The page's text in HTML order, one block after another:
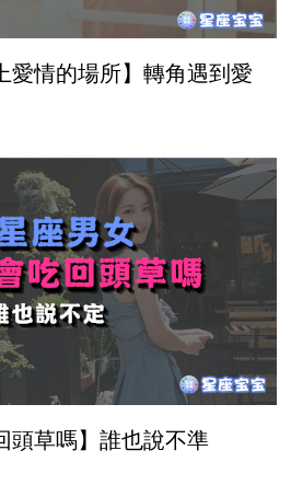
愛情的場所】轉角遇到愛
頭草嗎】誰也說不準